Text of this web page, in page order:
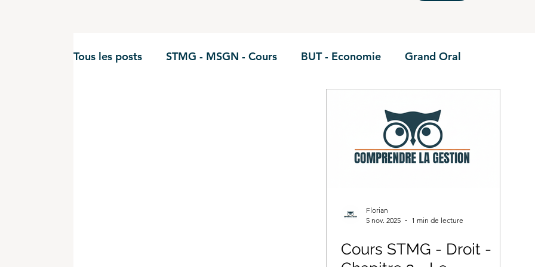
Tous les posts STMG - MSGN - Cours BUT - Economie Grand Oral
BUT - Droit fiscal BTS - P6
BTS GPME - Annales BTS GPME -A1 STMG -
Florian
5 nov. 2025
1 min de lecture
Cours STMG - Droit -